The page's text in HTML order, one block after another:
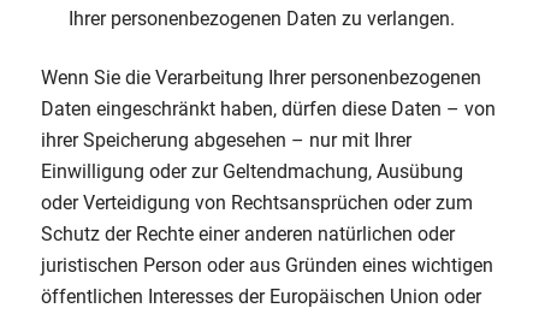
Ihrer personenbezogenen Daten zu verlangen.
Wenn Sie die Verarbeitung Ihrer personenbezogenen
Daten eingeschränkt haben, dürfen diese Daten – von
ihrer Speicherung abgesehen – nur mit Ihrer
Einwilligung oder zur Geltendmachung, Ausübung
oder Verteidigung von Rechtsansprüchen oder zum
Schutz der Rechte einer anderen natürlichen oder
juristischen Person oder aus Gründen eines wichtigen
öffentlichen Interesses der Europäischen Union oder